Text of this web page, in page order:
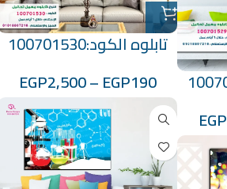
EGP
تابلوه الكود:100701530
EGP190
–
EGP2,500